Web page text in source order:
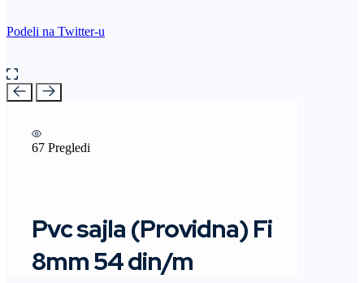
Podeli na Twitter-u
67 Pregledi
Pvc sajla (Providna) Fi
8mm 54 din/m